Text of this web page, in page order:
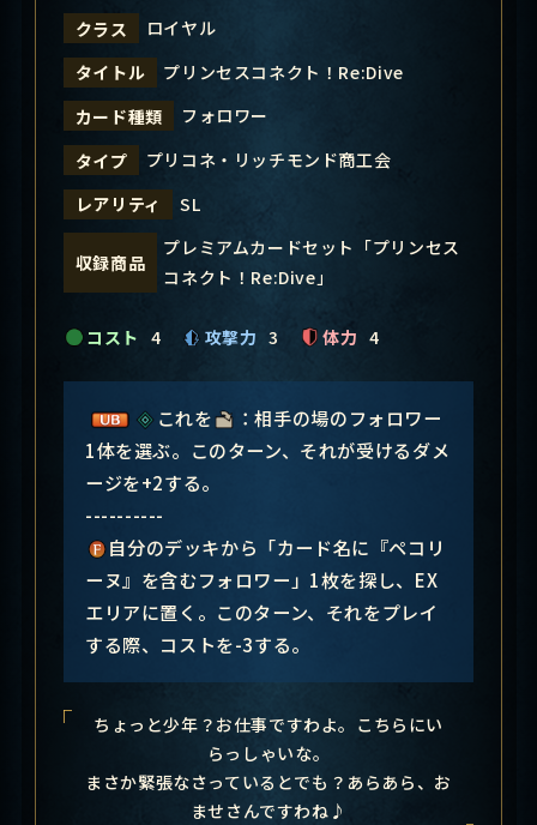
クラス
ロイヤル
タイトル
プリンセスコネクト！Re:Dive
カード種類
フォロワー
タイプ
プリコネ・リッチモンド商工会
レアリティ
SL
収録商品
プレミアムカードセット「プリンセス
コネクト！Re:Dive」
コスト 4 攻撃力 3 体力 4
これを
：相手の場のフォロワー
1体を選ぶ。このターン、それが受けるダメ
ージを+2する。
----------
自分のデッキから「カード名に『ペコリ
ーヌ』を含むフォロワー」1枚を探し、EX
エリアに置く。このターン、それをプレイ
する際、コストを-3する。
ちょっと少年？お仕事ですわよ。こちらにい
らっしゃいな。
まさか緊張なさっているとでも？あらあら、お
ませさんですわね♪